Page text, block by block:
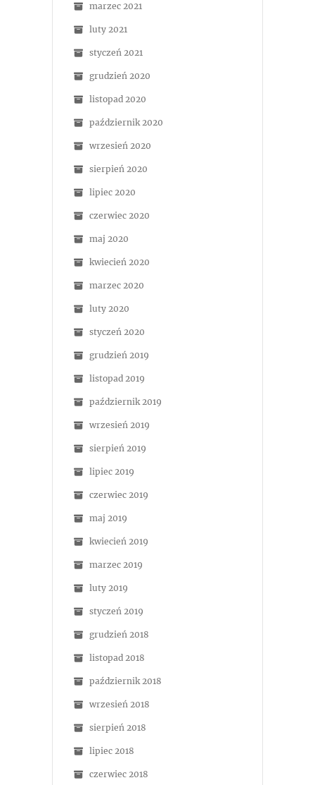
marzec 2021
luty 2021
styczeń 2021
grudzień 2020
listopad 2020
październik 2020
wrzesień 2020
sierpień 2020
lipiec 2020
czerwiec 2020
maj 2020
kwiecień 2020
marzec 2020
luty 2020
styczeń 2020
grudzień 2019
listopad 2019
październik 2019
wrzesień 2019
sierpień 2019
lipiec 2019
czerwiec 2019
maj 2019
kwiecień 2019
marzec 2019
luty 2019
styczeń 2019
grudzień 2018
listopad 2018
październik 2018
wrzesień 2018
sierpień 2018
lipiec 2018
czerwiec 2018